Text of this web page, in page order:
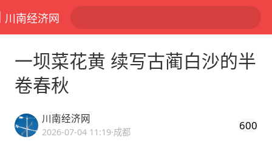
川南经济网
一坝菜花黄 续写古蔺白沙的半
卷春秋
川南经济网
2026-07-04 11:19·成都 600